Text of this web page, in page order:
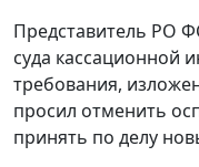
Представитель РО
суда кассационной
требования,
просил отменить
принять по делу